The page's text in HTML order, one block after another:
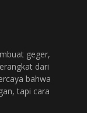
geger,
dari
bahwa
tapi cara